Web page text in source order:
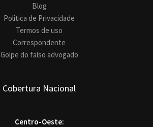
Blog
Política de Privacidade
Termos de uso
Correspondente
Golpe do falso advogado
Cobertura Nacional
Centro-Oeste: